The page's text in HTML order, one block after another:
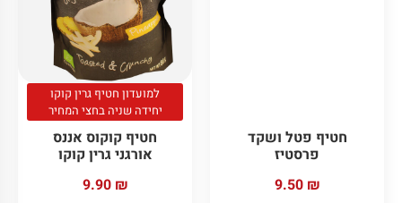
חטיף פטל ושקד
פרסטיז
9.50 ₪
למועדון חטיף גרין קוקו
יחידה שניה בחצי המחיר
חטיף קוקוס אננס
אורגני גרין קוקו
9.90 ₪